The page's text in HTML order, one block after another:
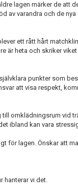
lagen märker de att
av varandra och de nya
ett rått hårt
är heta och skriker
punkter som
att visa respekt,
omklädningsrum vid
ibland kan vara
för lagen. Önskar att
hanterar vi det.